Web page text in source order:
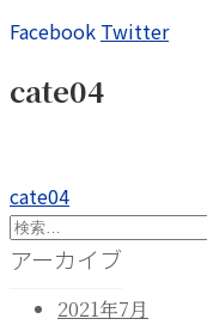
Facebook Twitter
cate04
投
稿
前
の
投
cate04
検
索:
アーカイブ
2021年7月